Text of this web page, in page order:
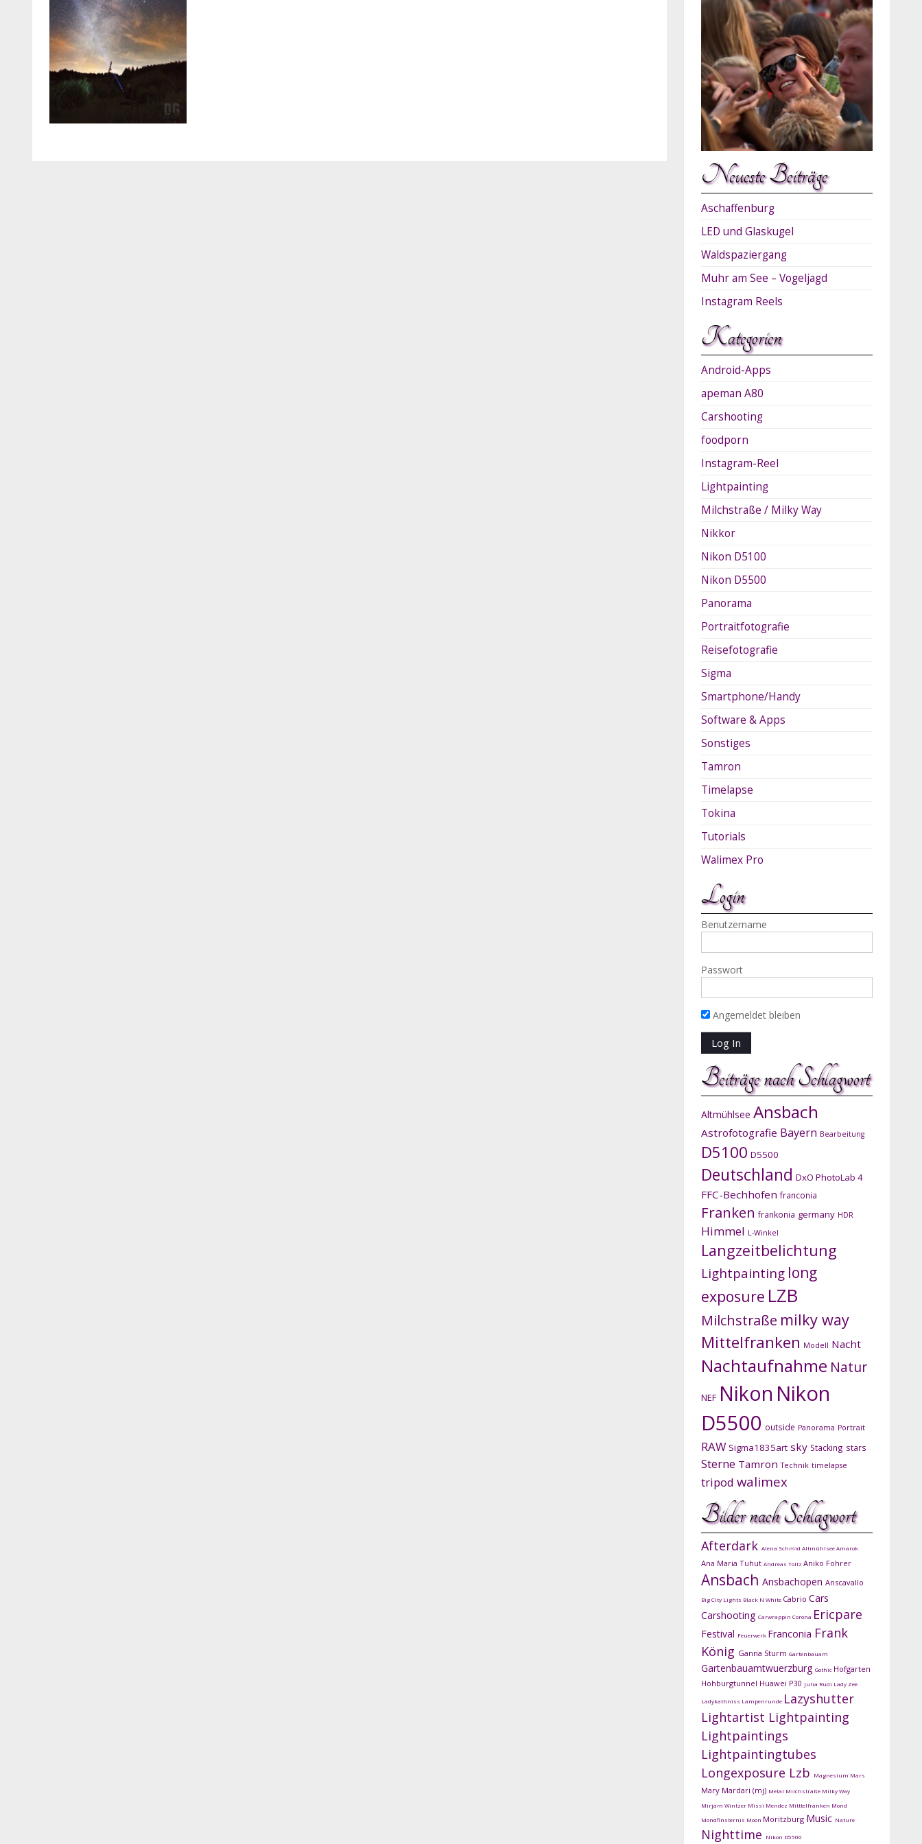
Neueste Beiträge
Aschaffenburg
LED und Glaskugel
Waldspaziergang
Muhr am See – Vogeljagd
Instagram Reels
Kategorien
Android-Apps
apeman A80
Carshooting
foodporn
Instagram-Reel
Lightpainting
Milchstraße / Milky Way
Nikkor
Nikon D5100
Nikon D5500
Panorama
Portraitfotografie
Reisefotografie
Sigma
Smartphone/Handy
Software & Apps
Sonstiges
Tamron
Timelapse
Tokina
Tutorials
Walimex Pro
Login
Benutzername
Passwort
Angemeldet bleiben
Beiträge nach Schlagwort
Altmühlsee Ansbach
Astrofotografie Bayern Bearbeitung
D5100 D5500
Deutschland DxO PhotoLab 4
FFC-Bechhofen franconia
Franken frankonia germany HDR
Himmel L-Winkel
Langzeitbelichtung
Lightpainting long
exposure LZB
Milchstraße milky way
Mittelfranken Modell Nacht
Nachtaufnahme Natur
NEF Nikon Nikon
D5500 outside Panorama Portrait
RAW Sigma1835art sky Stacking stars
Sterne Tamron Technik timelapse
tripod walimex
Bilder nach Schlagwort
Afterdark Alena Schmid AltmühlseeAmarok
Ana Maria Tuhut Andreas Toltz Aniko Fohrer
Ansbach Ansbachopen Anscavallo
Big City Lights Black N White Cabrio Cars
Carshooting Carwrappin Corona Ericpare
Festival Feuerwerk Franconia Frank
König Ganna Sturm Gartenbauam
Gartenbauamtwuerzburg Gothic Hofgarten
Hohburgtunnel Huawei P30 Julia Rudi Lady Zee
Ladykathniss Lampenrunde Lazyshutter
Lightartist Lightpainting
Lightpaintings
Lightpaintingtubes
Longexposure Lzb Magnesium Mars
Mary Mardari (mj) Metal Milchstraße Milky Way
Mirjam Wintzer Missi Mendez Mitttelfranken Mond
Mondfinsternis Moon Moritzburg Music Nature
Nighttime Nikon D5500